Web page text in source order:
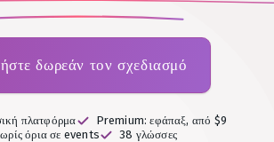
δωρεάν τον σχεδιασμό
πλατφόρμα
Premium: εφάπαξ, από $9
όρια σε events
38 γλώσσες